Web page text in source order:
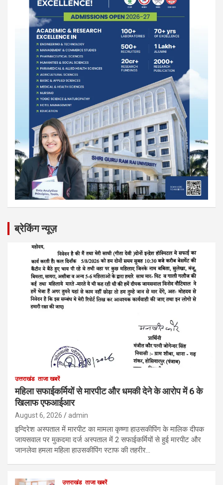
ब्रेकिंग न्यूज़
उत्तराखंड ताजा खबरें
महिला सफाईकर्मियों से मारपीट और धमकी देने के आरोप में 6 के
खिलाफ एफआईआर
August 6, 2026 admin
इन्दिरेश अस्पताल में मारपीट का मामला कृष्णा हाउसकीपिंग के मालिक दीपक
जायसवाल पर मुकदमा दर्ज अस्पताल में 2 सफाईकर्मियों से हुई मारपीट और
जानलेवा हमला महिला हाउसकीपिंग स्टाफ की तहरीर…
उत्तराखंड ताजा खबरें